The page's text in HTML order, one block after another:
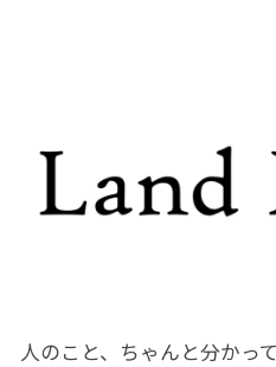
人のこと、ちゃんと分かっ